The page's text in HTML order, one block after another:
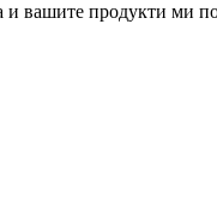
и вашите продукти ми